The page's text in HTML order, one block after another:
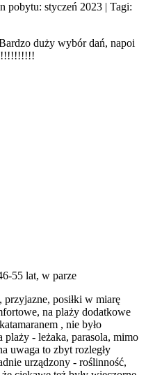
pobytu: styczeń 2023 | Tagi:
duży wybór dań, napoi
55 lat, w parze
posiłki w miarę
na plaży dodatkowe
, nie było
plaży - leżaka, parasola, mimo
uwaga to zbyt rozległy
urządzony - roślinność,